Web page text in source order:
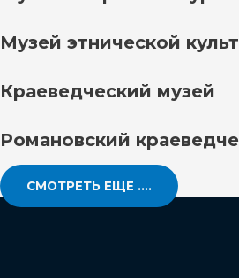
Музей этнической
Краеведческий музей
Романовский
СМОТРЕТЬ ЕЩЕ ....